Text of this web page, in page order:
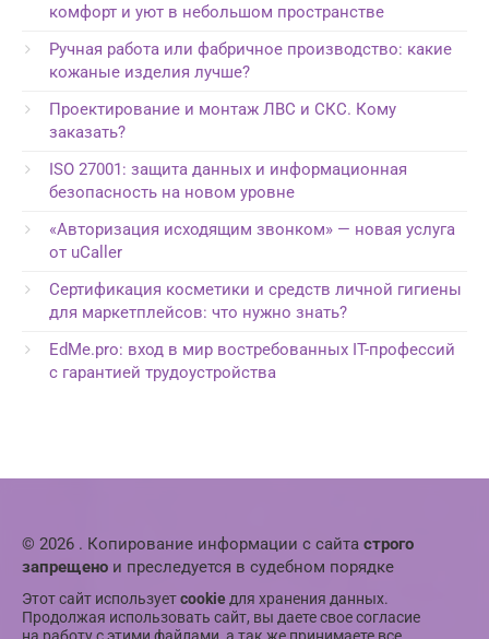
комфорт и уют в небольшом пространстве
Ручная работа или фабричное производство: какие
кожаные изделия лучше?
Проектирование и монтаж ЛВС и СКС. Кому
заказать?
ISO 27001: защита данных и информационная
безопасность на новом уровне
«Авторизация исходящим звонком» — новая услуга
от uCaller
Сертификация косметики и средств личной гигиены
для маркетплейсов: что нужно знать?
EdMe.pro: вход в мир востребованных IT-профессий
с гарантией трудоустройства
© 2026 . Копирование информации с сайта строго
запрещено и преследуется в судебном порядке
Этот сайт используетcookie для хранения данных.
Продолжая использовать сайт, вы даете свое согласие